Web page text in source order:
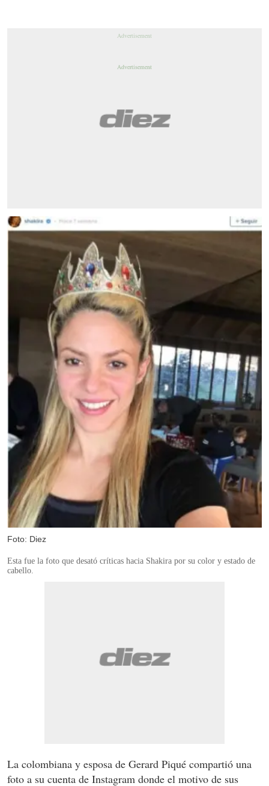
Foto: Diez
Esta fue la foto que desató críticas hacia Shakira por su color y estado de
cabello.
La colombiana y esposa de Gerard Piqué compartió una
foto a su cuenta de Instagram donde el motivo de sus